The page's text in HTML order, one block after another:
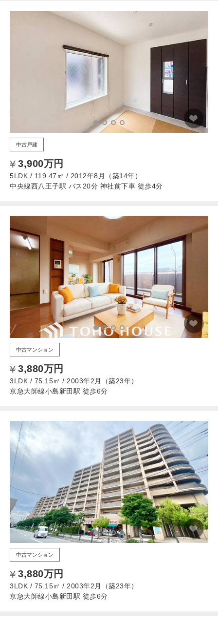
中古戸建
3,900万円
5LDK / 119.47㎡ / 2012年8月（築14年）
中央線西八王子駅 バス20分 神社前下車 徒歩4分
中古マンション
3,880万円
3LDK / 75.15㎡ / 2003年2月（築23年）
京急大師線小島新田駅 徒歩6分
中古マンション
3,880万円
3LDK / 75.15㎡ / 2003年2月（築23年）
京急大師線小島新田駅 徒歩6分